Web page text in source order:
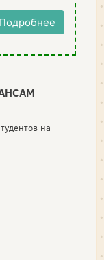
Подробнее
на